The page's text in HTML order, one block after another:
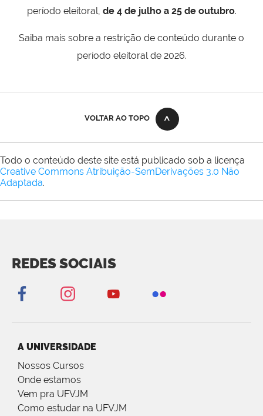
período eleitoral, de 4 de julho a 25 de outubro.
Saiba mais sobre a restrição de conteúdo durante o
período eleitoral de 2026.
VOLTAR AO TOPO
Todo o conteúdo deste site está publicado sob a licença
Creative Commons Atribuição-SemDerivações 3.0 Não
Adaptada.
REDES SOCIAIS
A UNIVERSIDADE
Nossos Cursos
Onde estamos
Vem pra UFVJM
Como estudar na UFVJM